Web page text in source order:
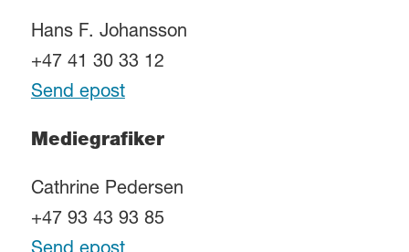
Hans F. Johansson
+47 41 30 33 12
Send epost
Mediegrafiker
Cathrine Pedersen
+47 93 43 93 85